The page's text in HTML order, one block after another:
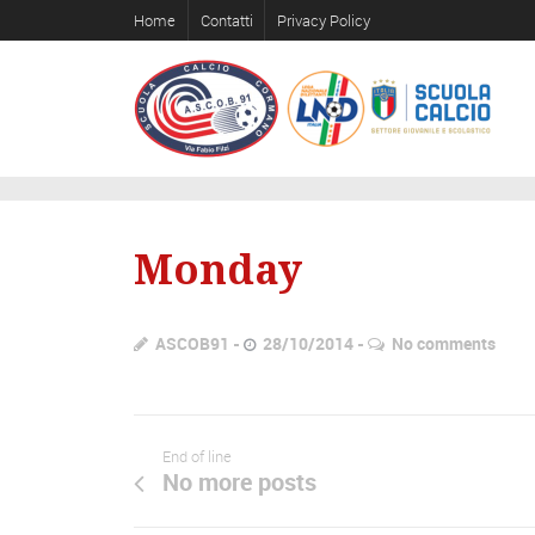
Home Contatti Privacy Policy
Monday
ASCOB91 28/10/2014 No comments
End of line
No more posts